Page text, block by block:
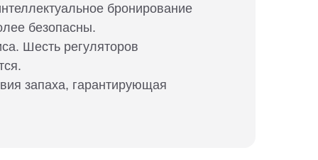
бронирование
безопасны.
Шесть регуляторов
запаха, гарантирующая